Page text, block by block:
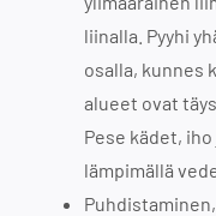
liinalla. Pyyhi
osalla, kunnes
alueet ovat
Pese kädet,
lämpimällä